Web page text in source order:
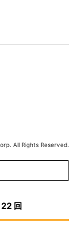
る必要はない。
ば、Windows 8
合、手動でオフ
ルを見るか、コ
All Rights Reserved.
回